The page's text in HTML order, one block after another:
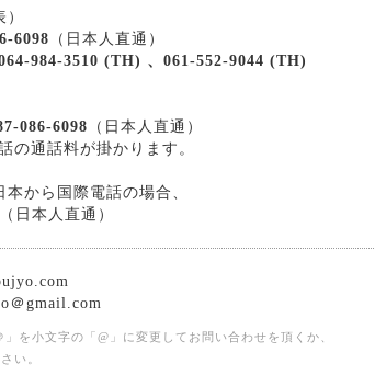
）
6098 （日本人直通）
984-3510 (TH) 、061-552-9044 (TH)
086-6098 （日本人直通）
の通話料が掛かります。
から国際電話の場合、
（日本人直通）
＠gmail.com
を小文字の「@」に変更してお問い合わせを頂くか、
い。